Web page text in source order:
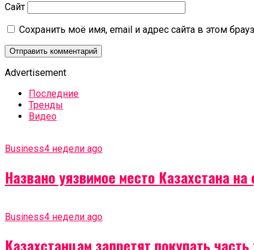
Сайт
Сохранить моё имя, email и адрес сайта в этом
Advertisement
Последние
Тренды
Видео
Business4 недели ago
Названо уязвимое место Казахстана
Business4 недели ago
Казахстанцам запретят покупать